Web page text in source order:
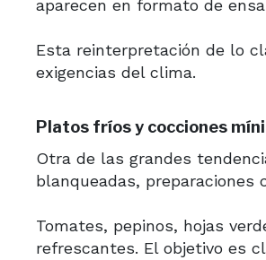
aparecen en formato de
Esta reinterpretación de lo
exigencias del clima.
Platos fríos y cocciones
Otra de las grandes
blanqueadas, preparaciones
Tomates, pepinos, hojas
refrescantes. El objetivo es